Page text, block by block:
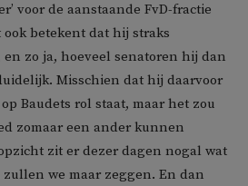
voor de aanstaande FvD-fractie
betekent dat hij straks
zo ja, hoeveel senatoren hij dan
Misschien dat hij daarvoor
Baudets rol staat, maar het zou
zomaar een ander kunnen
zit er dezer dagen nogal wat
we maar zeggen. En dan